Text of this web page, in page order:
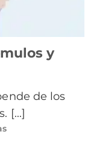
y
de los
[...]